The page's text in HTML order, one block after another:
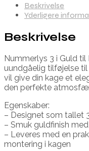
Beskrivelse
Yderligere
Beskrivelse
Nummerlys 3 i Guld til
uundgåelig tilføjelse
vil give din kage et
den perfekte
Egenskaber:
– Designet som tallet
– Smuk guldfinish
– Leveres med en
montering i kagen